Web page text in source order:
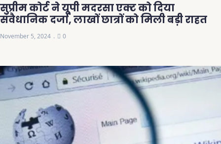
सुप्रीम कोर्ट ने यूपी मदरसा एक्ट को दिया
संवैधानिक दर्जा, लाखों छात्रों को मिली बड़ी राहत
November 5, 2024 0